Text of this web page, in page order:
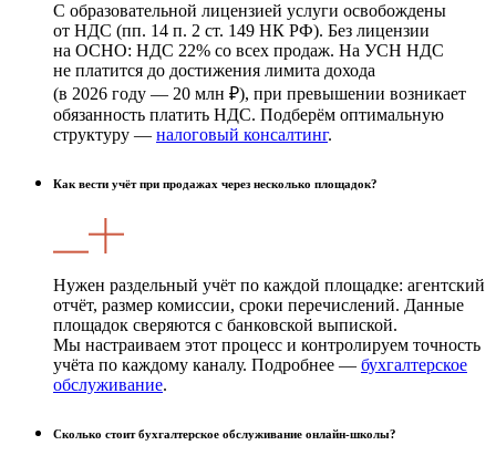
С образовательной лицензией услуги освобождены
от НДС (пп. 14 п. 2 ст. 149 НК РФ). Без лицензии
на ОСНО: НДС 22% со всех продаж. На УСН НДС
не платится до достижения лимита дохода
(в 2026 году — 20 млн ₽), при превышении возникает
обязанность платить НДС. Подберём оптимальную
структуру — налоговый консалтинг.
Как вести учёт при продажах через несколько площадок?
Нужен раздельный учёт по каждой площадке: агентский
отчёт, размер комиссии, сроки перечислений. Данные
площадок сверяются с банковской выпиской.
Мы настраиваем этот процесс и контролируем точность
учёта по каждому каналу. Подробнее — бухгалтерское
обслуживание.
Сколько стоит бухгалтерское обслуживание онлайн-школы?